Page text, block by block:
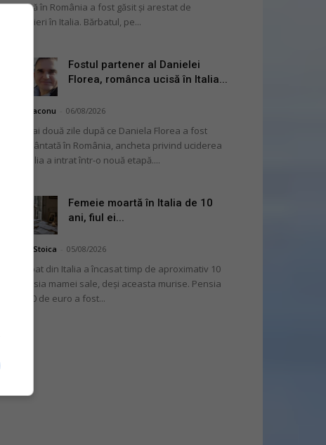
britanică în România a fost găsit și arestat de
carabinieri în Italia. Bărbatul, pe...
Fostul partener al Danielei
Florea, românca ucisă în Italia...
Mihai Diaconu 06/08/2026
La numai două zile după ce Daniela Florea a fost
înmormântată în România, ancheta privind uciderea
sa în Italia a intrat într-o nouă etapă....
Femeie moartă în Italia de 10
ani, fiul ei...
Daniela Stoica 05/08/2026
Un bărbat din Italia a încasat timp de aproximativ 10
ani pensia mamei sale, deși aceasta murise. Pensia
de 2.000 de euro a fost...